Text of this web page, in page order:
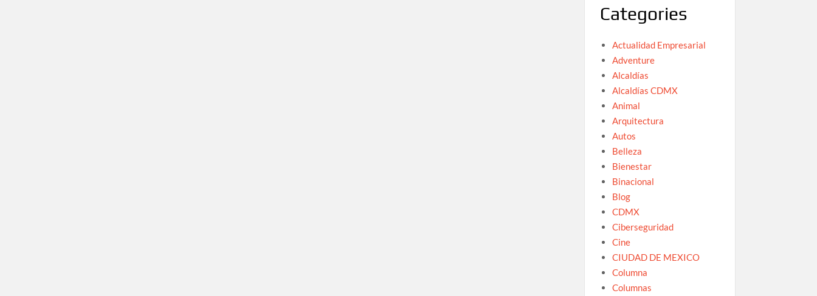
Categories
Actualidad Empresarial
Adventure
Alcaldías
Alcaldías CDMX
Animal
Arquitectura
Autos
Belleza
Bienestar
Binacional
Blog
CDMX
Ciberseguridad
Cine
CIUDAD DE MEXICO
Columna
Columnas